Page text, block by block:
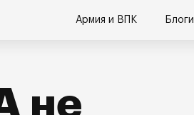
Армия и ВПК Блоги
не